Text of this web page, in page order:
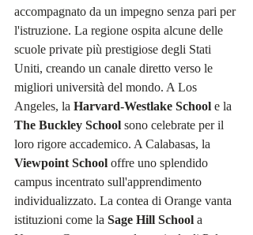
accompagnato da un impegno senza pari per
l'istruzione. La regione ospita alcune delle
scuole private più prestigiose degli Stati
Uniti, creando un canale diretto verso le
migliori università del mondo. A Los
Angeles, la Harvard-Westlake School e la
The Buckley School sono celebrate per il
loro rigore accademico. A Calabasas, la
Viewpoint School offre uno splendido
campus incentrato sull'apprendimento
individualizzato. La contea di Orange vanta
istituzioni come la Sage Hill School a